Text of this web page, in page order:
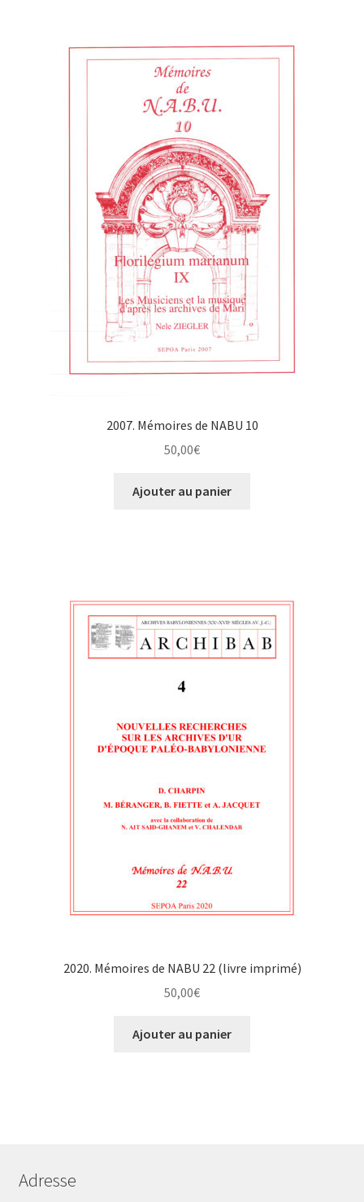
2007. Mémoires de NABU 10
50,00€
Ajouter au panier
2020. Mémoires de NABU 22 (livre imprimé)
50,00€
Ajouter au panier
Adresse